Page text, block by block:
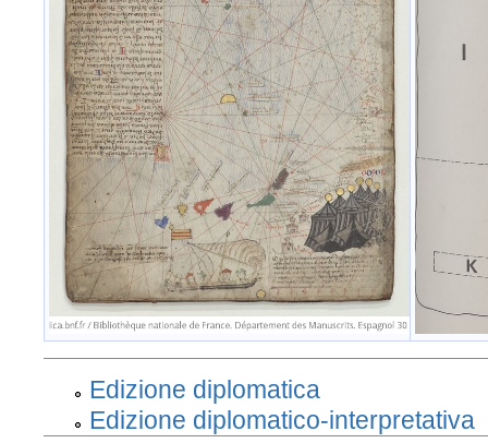
Edizione diplomatica
Edizione diplomatico-interpretativa